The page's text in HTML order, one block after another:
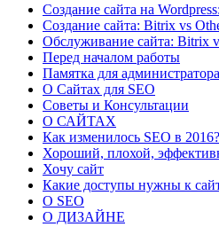
Создание сайта на
Создание сайта: Bitrix vs
Обслуживание сайта: Bitrix
Перед началом работы
Памятка для
О Сайтах для SEO
Советы и Консультации
О САЙТАХ
Как изменилось SEO в 2016?
Хороший, плохой,
Хочу сайт
Какие доступы нужны к
О SEO
О ДИЗАЙНЕ